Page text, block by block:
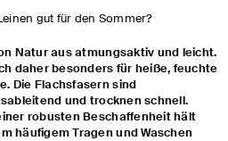
gut für den Sommer?
Natur aus atmungsaktiv und leicht.
daher besonders für heiße, feuchte
Die Flachsfasern sind
und trocknen schnell.
robusten Beschaffenheit hält
häufigem Tragen und Waschen